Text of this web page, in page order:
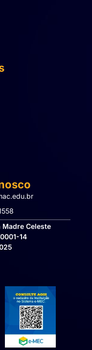
Celeste
14